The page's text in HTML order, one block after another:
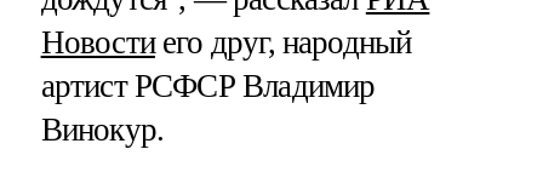
Новостиего друг, народный
артист РСФСР Владимир
Винокур.